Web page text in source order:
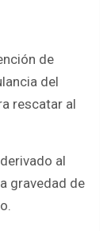
de
del
rescatar al
al
gravedad de